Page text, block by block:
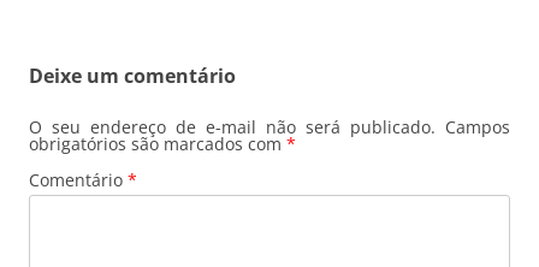
Deixe um comentário
O seu endereço de e-mail não será publicado. Campos
obrigatórios são marcados com *
Comentário *